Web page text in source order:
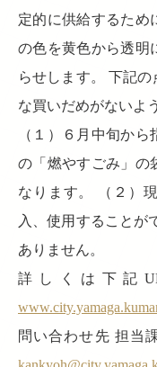
定的に供給するため
の色を黄色から透明
らせします。 下記
な買いだめがないよ
（１）６月中旬か
の「燃やすごみ」の
なります。 （２）
入、使用することが
ありません。
詳しくは下記
問い合わせ先 担当